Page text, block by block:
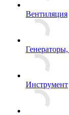
Вентиляция
Инструмент